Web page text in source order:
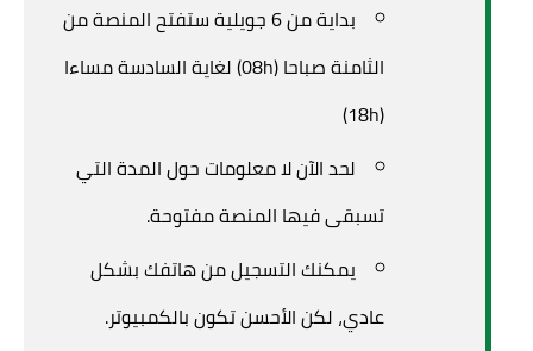
بداية من 6 جويلية ستفتح المنصة من
الثامنة صباحا (08h) لغاية السادسة مساءا
(18h)
لحد الآن لا معلومات حول المدة التي
تسبقى فيها المنصة مفتوحة.
يمكنك التسجيل من هاتفك بشكل
عادي، لكن الأحسن تكون بالكمبيوتر.